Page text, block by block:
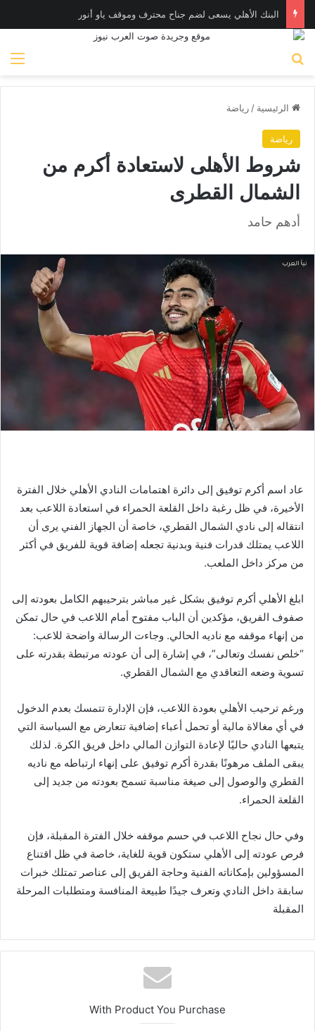
البنك الأهلي يسعى لضم جناح محترف وموقف ياو أنور
الرئيسية / رياضة
رياضة
شروط الأهلى لاستعادة أكرم من
الشمال القطرى
أدهم حامد
عاد اسم أكرم توفيق إلى دائرة اهتمامات النادي الأهلي خلال الفترة
الأخيرة، في ظل رغبة داخل القلعة الحمراء في استعادة اللاعب بعد
انتقاله إلى نادي الشمال القطري، خاصة أن الجهاز الفني يرى أن
اللاعب يمتلك قدرات فنية وبدنية تجعله إضافة قوية للفريق في أكثر
من مركز داخل الملعب.
ابلغ الأهلي أكرم توفيق بشكل غير مباشر بترحيبهم الكامل بعودته إلى
صفوف الفريق، مؤكدين أن الباب مفتوح أمام اللاعب في حال تمكن
من إنهاء موقفه مع ناديه الحالي. وجاءت الرسالة واضحة للاعب:
“خلص نفسك وتعالى”، في إشارة إلى أن عودته مرتبطة بقدرته على
تسوية وضعه التعاقدي مع الشمال القطري.
ورغم ترحيب الأهلي بعودة اللاعب، فإن الإدارة تتمسك بعدم الدخول
في أي مغالاة مالية أو تحمل أعباء إضافية تتعارض مع السياسة التي
يتبعها النادي حاليًا لإعادة التوازن المالي داخل فريق الكرة. لذلك
يبقى الملف مرهونًا بقدرة أكرم توفيق على إنهاء ارتباطه مع ناديه
القطري والوصول إلى صيغة مناسبة تسمح بعودته من جديد إلى
القلعة الحمراء.
وفي حال نجاح اللاعب في حسم موقفه خلال الفترة المقبلة، فإن
فرص عودته إلى الأهلي ستكون قوية للغاية، خاصة في ظل اقتناع
المسؤولين بإمكاناته الفنية وحاجة الفريق إلى عناصر تمتلك خبرات
سابقة داخل النادي وتعرف جيدًا طبيعة المنافسة ومتطلبات المرحلة
المقبلة
With Product You Purchase